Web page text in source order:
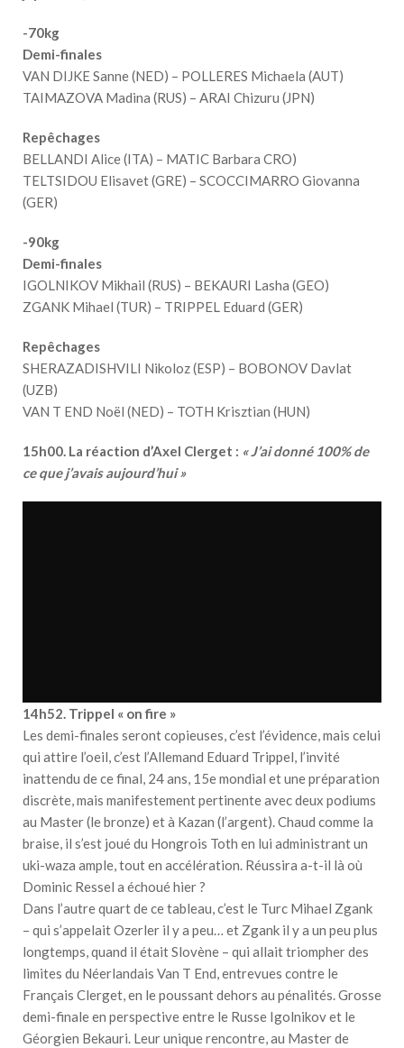
-70kg
Demi-finales
VAN DIJKE Sanne (NED) – POLLERES Michaela (AUT)
TAIMAZOVA Madina (RUS) – ARAI Chizuru (JPN)
Repêchages
BELLANDI Alice (ITA) – MATIC Barbara CRO)
TELTSIDOU Elisavet (GRE) – SCOCCIMARRO Giovanna
(GER)
-90kg
Demi-finales
IGOLNIKOV Mikhail (RUS) – BEKAURI Lasha (GEO)
ZGANK Mihael (TUR) – TRIPPEL Eduard (GER)
Repêchages
SHERAZADISHVILI Nikoloz (ESP) – BOBONOV Davlat
(UZB)
VAN T END Noël (NED) – TOTH Krisztian (HUN)
15h00. La réaction d’Axel Clerget : « J’ai donné 100% de
ce que j’avais aujourd’hui »
14h52. Trippel « on fire »
Les demi-finales seront copieuses, c’est l’évidence, mais celui
qui attire l’oeil, c’est l’Allemand Eduard Trippel, l’invité
inattendu de ce final, 24 ans, 15e mondial et une préparation
discrète, mais manifestement pertinente avec deux podiums
au Master (le bronze) et à Kazan (l’argent). Chaud comme la
braise, il s’est joué du Hongrois Toth en lui administrant un
uki-waza ample, tout en accélération. Réussira a-t-il là où
Dominic Ressel a échoué hier ?
Dans l’autre quart de ce tableau, c’est le Turc Mihael Zgank
– qui s’appelait Ozerler il y a peu… et Zgank il y a un peu plus
longtemps, quand il était Slovène – qui allait triompher des
limites du Néerlandais Van T End, entrevues contre le
Français Clerget, en le poussant dehors au pénalités. Grosse
demi-finale en perspective entre le Russe Igolnikov et le
Géorgien Bekauri. Leur unique rencontre, au Master de